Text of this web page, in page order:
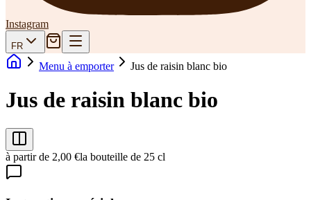
Instagram
FR
Menu à emporter Jus de raisin blanc bio
Jus de raisin blanc bio
à partir de 2,00 €la bouteille de 25 cl